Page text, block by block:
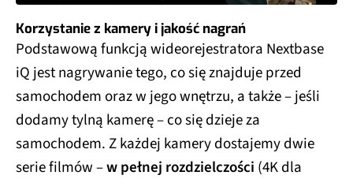
Korzystanie z kamery i jakość nagrań
Podstawową funkcją wideorejestratora Nextbase
iQ jest nagrywanie tego, co się znajduje przed
samochodem oraz w jego wnętrzu, a także – jeśli
dodamy tylną kamerę – co się dzieje za
samochodem. Z każdej kamery dostajemy dwie
serie filmów –w pełnej rozdzielczości (4K dla